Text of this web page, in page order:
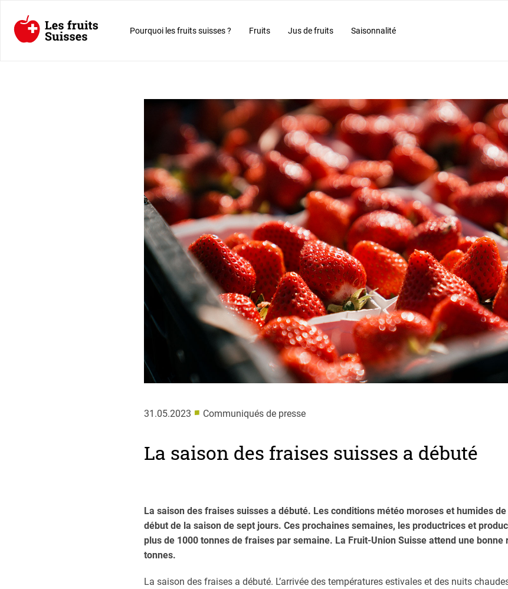
Pourquoi les fruits suisses ? Fruits Jus de fruits Saisonnalité
31.05.2023 ■ Communiqués de presse
La saison des fraises suisses a débuté
La saison des fraises suisses a débuté. Les conditions météo moroses et humides
début de la saison de sept jours. Ces prochaines semaines, les productrices et
plus de 1000 tonnes de fraises par semaine. La Fruit-Union Suisse attend une bonne
tonnes.
La saison des fraises a débuté. L’arrivée des températures estivales et des nuits